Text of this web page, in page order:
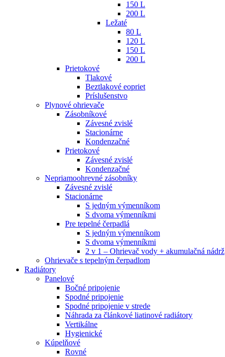
150 L
200 L
Ležaté
80 L
120 L
150 L
200 L
Prietokové
Tlakové
Beztlakové eopriet
Príslušenstvo
Plynové ohrievače
Zásobníkové
Závesné zvislé
Stacionárne
Kondenzačné
Prietokové
Závesné zvislé
Kondenzačné
Nepriamoohrevné zásobníky
Závesné zvislé
Stacionárne
S jedným výmenníkom
S dvoma výmenníkmi
Pre tepelné čerpadlá
S jedným výmenníkom
S dvoma výmenníkmi
2 v 1 – Ohrievač vody + akumulačná nádrž
Ohrievače s tepelným čerpadlom
Radiátory
Panelové
Bočné pripojenie
Spodné pripojenie
Spodné pripojenie v strede
Náhrada za článkové liatinové radiátory
Vertikálne
Hygienické
Kúpelňové
Rovné